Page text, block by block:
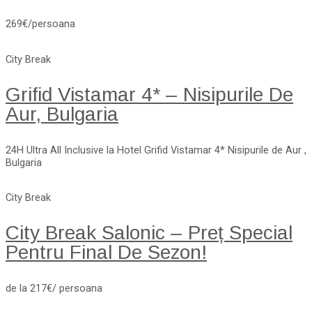
269€/persoana
City Break
Grifid Vistamar 4* – Nisipurile De
Aur, Bulgaria
24H Ultra All Inclusive la Hotel Grifid Vistamar 4* Nisipurile de Aur ,
Bulgaria
City Break
City Break Salonic – Preț Special
Pentru Final De Sezon!
de la 217€/ persoana